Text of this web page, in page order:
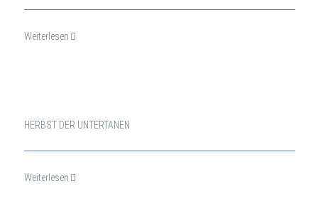
Weiterlesen
HERBST DER UNTERTANEN
Weiterlesen